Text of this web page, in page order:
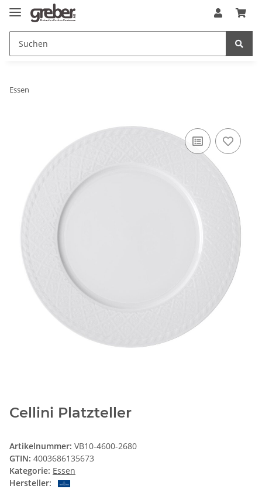
Essen
Cellini Platzteller
Artikelnummer: VB10-4600-2680
GTIN: 4003686135673
Kategorie: Essen
Hersteller: